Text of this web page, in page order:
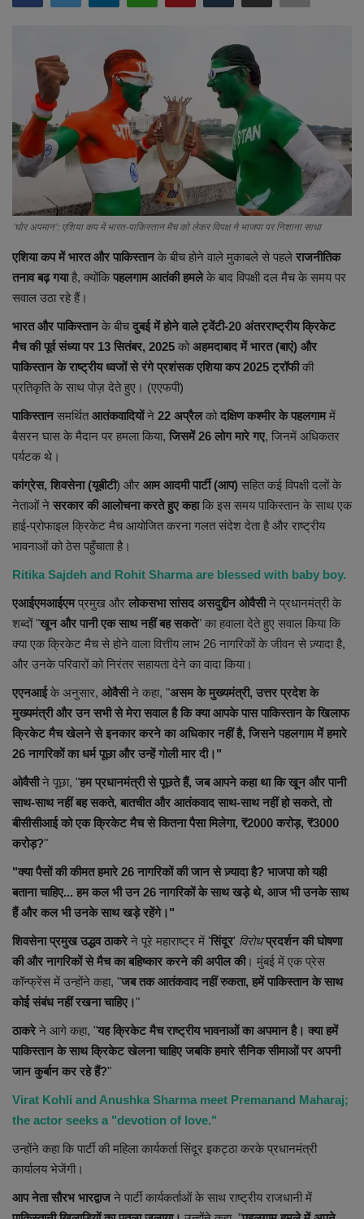
Sports
Gadgets
Game
IT
Science & Technology
Entertainment
Hindi Sahitya
Life Style
Health
Travel
'घोर अपमान': एशिया कप में भारत-पाकिस्तान मैच को लेकर विपक्ष ने भाजपा पर निशाना साधा
एशिया कप में भारत और पाकिस्तानके बीच होने वाले मुकाबले से पहले राजनीतिक
तनाव बढ़ गयाहै, क्योंकिपहलगाम आतंकी हमलेके बाद विपक्षी दल मैच के समय पर
सवाल उठा रहे हैं।
भारत और पाकिस्तानके बीचदुबई में होने वाले ट्वेंटी-20 अंतरराष्ट्रीय क्रिकेट
मैच की पूर्व संध्या पर 13 सितंबर, 2025 कोअहमदाबाद में भारत (बाएं) और
पाकिस्तान के राष्ट्रीय ध्वजों से रंगे प्रशंसक एशिया कप 2025 ट्रॉफीकी
प्रतिकृति के साथ पोज़ देते हुए। (एएफपी)
पाकिस्तानसमर्थितआतंकवादियोंने 22 अप्रैलकोदक्षिण कश्मीर के पहलगाममें
बैसरन घास के मैदान पर हमला किया, जिसमें 26 लोग मारे गए, जिनमें अधिकतर
पर्यटक थे।
कांग्रेस, शिवसेना (यूबीटी) और आम आदमी पार्टी (आप) सहित कई विपक्षी दलों के
नेताओं ने सरकार की आलोचना करते हुए कहाकि इस समय पाकिस्तान के साथ एक
हाई-प्रोफाइल क्रिकेट मैच आयोजित करना गलत संदेश देता है और राष्ट्रीय
भावनाओं को ठेस पहुँचाता है।
Ritika Sajdeh and Rohit Sharma are blessed with baby boy.
एआईएमआईएमप्रमुख और लोकसभा सांसद असदुद्दीन ओवैसीने प्रधानमंत्री के
शब्दों "खून और पानी एक साथ नहीं बह सकते" का हवाला देते हुए सवाल किया कि
क्या एक क्रिकेट मैच से होने वाला वित्तीय लाभ 26 नागरिकों के जीवन से ज़्यादा है,
और उनके परिवारों को निरंतर सहायता देने का वादा किया।
एएनआईके अनुसार, ओवैसीने कहा, "असम के मुख्यमंत्री, उत्तर प्रदेश के
मुख्यमंत्री और उन सभी से मेरा सवाल है कि क्या आपके पास पाकिस्तान के खिलाफ
क्रिकेट मैच खेलने से इनकार करने का अधिकार नहीं है, जिसने पहलगाम में हमारे
26 नागरिकों का धर्म पूछा और उन्हें गोली मार दी।"
ओवैसीने पूछा, "हम प्रधानमंत्री से पूछते हैं, जब आपने कहा था कि खून और पानी
साथ-साथ नहीं बह सकते, बातचीत और आतंकवाद साथ-साथ नहीं हो सकते, तो
बीसीसीआई को एक क्रिकेट मैच से कितना पैसा मिलेगा, ₹2000 करोड़, ₹3000
करोड़?"
"क्या पैसों की कीमत हमारे 26 नागरिकों की जान से ज़्यादा है? भाजपा को यही
बताना चाहिए... हम कल भी उन 26 नागरिकों के साथ खड़े थे, आज भी उनके साथ
हैं और कल भी उनके साथ खड़े रहेंगे।"
शिवसेना प्रमुख उद्धव ठाकरेने पूरे महाराष्ट्र में 'सिंदूर' विरोध प्रदर्शन की घोषणा
की और नागरिकों से मैच का बहिष्कार करने की अपील की। ​​मुंबई में एक प्रेस
कॉन्फ्रेंस में उन्होंने कहा, "जब तक आतंकवाद नहीं रुकता, हमें पाकिस्तान के साथ
कोई संबंध नहीं रखना चाहिए।"
ठाकरेने आगे कहा, "यह क्रिकेट मैच राष्ट्रीय भावनाओं का अपमान है। क्या हमें
पाकिस्तान के साथ क्रिकेट खेलना चाहिए जबकि हमारे सैनिक सीमाओं पर अपनी
जान कुर्बान कर रहे हैं?"
Virat Kohli and Anushka Sharma meet Premanand Maharaj;
the actor seeks a "devotion of love."
उन्होंने कहा कि पार्टी की महिला कार्यकर्ता सिंदूर इकट्ठा करके प्रधानमंत्री
कार्यालय भेजेंगी।
आप नेता सौरभ भारद्वाजने पार्टी कार्यकर्ताओं के साथ राष्ट्रीय राजधानी में